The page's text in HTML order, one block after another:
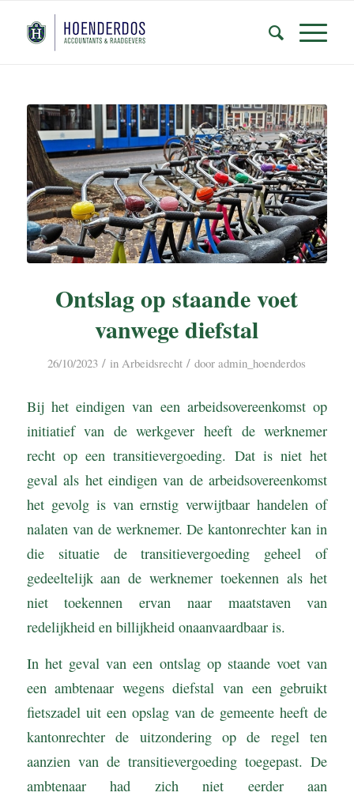
Ontslag op staande voet
vanwege diefstal
26/10/2023 / inArbeidsrecht / dooradmin_hoenderdos
Bij het eindigen van een arbeidsovereenkomst op
initiatief van de werkgever heeft de werknemer
recht op een transitievergoeding. Dat is niet het
geval als het eindigen van de arbeidsovereenkomst
het gevolg is van ernstig verwijtbaar handelen of
nalaten van de werknemer. De kantonrechter kan in
die situatie de transitievergoeding geheel of
gedeeltelijk aan de werknemer toekennen als het
niet toekennen ervan naar maatstaven van
redelijkheid en billijkheid onaanvaardbaar is.
In het geval van een ontslag op staande voet van
een ambtenaar wegens diefstal van een gebruikt
fietszadel uit een opslag van de gemeente heeft de
kantonrechter de uitzondering op de regel ten
aanzien van de transitievergoeding toegepast. De
ambtenaar had zich niet eerder aan